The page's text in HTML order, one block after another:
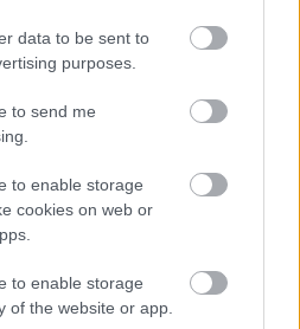
data to be sent to
purposes.
to send me
to enable storage
cookies on web or
to enable storage
of the website or app.
lehet kerülni,
a rendőrök gyakran
le embereket, a
tapasztalható
az
is tükröződik: simán
lopás miatt, míg egy
kapcsolatai vannak, és
napi börtönnel is